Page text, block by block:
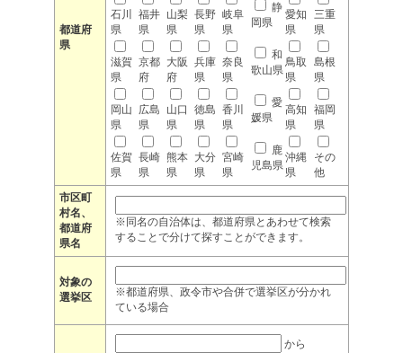
都道府
県
石川
県
福井
県
山梨
県
長野
県
岐阜
県
静
岡県
愛知
県
三重
県
滋賀
県
京都
府
大阪
府
兵庫
県
奈良
県
和
歌山県
鳥取
県
島根
県
岡山
県
広島
県
山口
県
徳島
県
香川
県
愛
媛県
高知
県
福岡
県
佐賀
県
長崎
県
熊本
県
大分
県
宮崎
県
鹿
児島県
沖縄
県
その
他
市区町
村名、
都道府
県名
※同名の自治体は、都道府県とあわせて検索
することで分けて探すことができます。
対象の
選挙区
※都道府県、政令市や合併で選挙区が分かれ
ている場合
から